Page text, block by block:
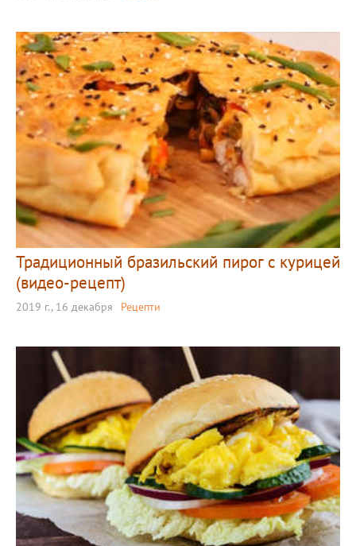
Традиционный бразильский пирог с курицей
(видео-рецепт)
2019 г., 16 декабря Рецепти